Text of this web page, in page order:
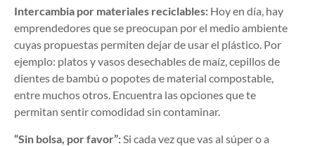
Intercambia por materiales reciclables: Hoy en día, hay
emprendedores que se preocupan por el medio ambiente
cuyas propuestas permiten dejar de usar el plástico. Por
ejemplo: platos y vasos desechables de maíz, cepillos de
dientes de bambú o popotes de material compostable,
entre muchos otros. Encuentra las opciones que te
permitan sentir comodidad sin contaminar.
“Sin bolsa, por favor”: Si cada vez que vas al súper o a